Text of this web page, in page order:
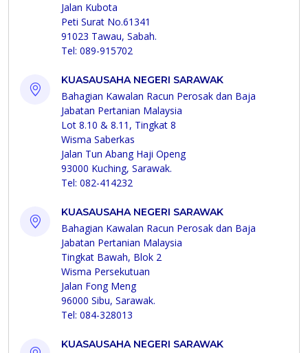
Jalan Kubota
Peti Surat No.61341
91023 Tawau, Sabah.
Tel: 089-915702
KUASAUSAHA NEGERI SARAWAK
Bahagian Kawalan Racun Perosak dan Baja
Jabatan Pertanian Malaysia
Lot 8.10 & 8.11, Tingkat 8
Wisma Saberkas
Jalan Tun Abang Haji Openg
93000 Kuching, Sarawak.
Tel: 082-414232
KUASAUSAHA NEGERI SARAWAK
Bahagian Kawalan Racun Perosak dan Baja
Jabatan Pertanian Malaysia
Tingkat Bawah, Blok 2
Wisma Persekutuan
Jalan Fong Meng
96000 Sibu, Sarawak.
Tel: 084-328013
KUASAUSAHA NEGERI SARAWAK